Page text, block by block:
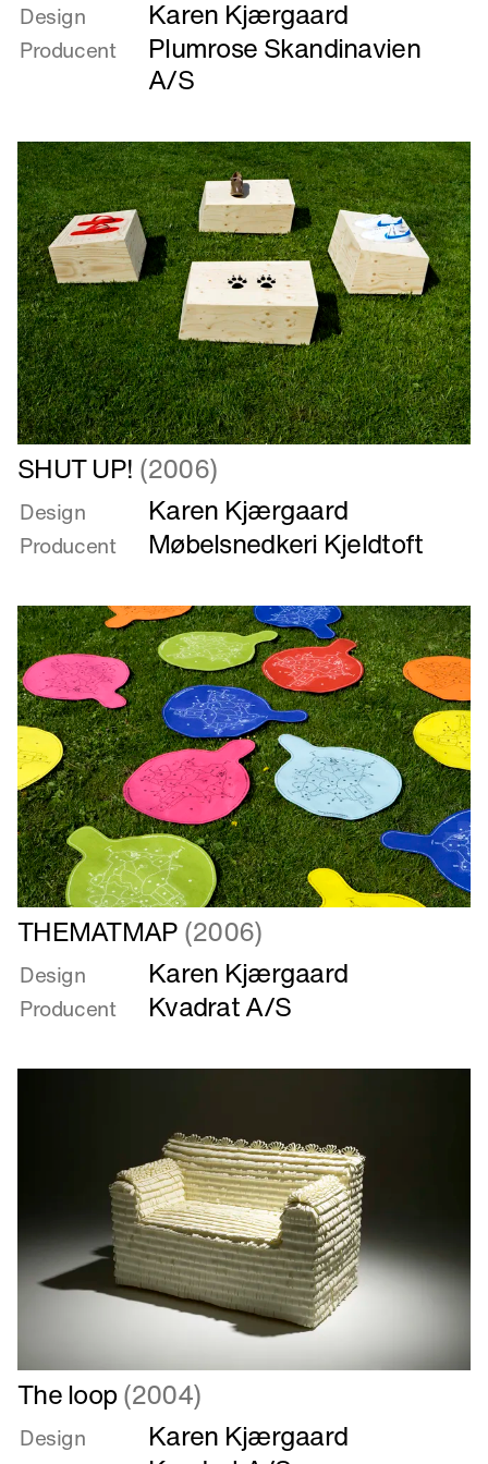
De
små
Holly,
Polly,
Dolly,
Slimy,
Cheasy,
Pinky
&
Puppy
Design Karen Kjærgaard
Producent
Plumrose Skandinavien
A/S
Læs
mere
om
SHUT
UP!
SHUT UP! (2006)
Design Karen Kjærgaard
Producent Møbelsnedkeri Kjeldtoft
Læs
mere
om
THEMATMAP
THEMATMAP(2006)
Design Karen Kjærgaard
Producent Kvadrat A/S
Læs
mere
om
The loop(2004)
Design Karen Kjærgaard